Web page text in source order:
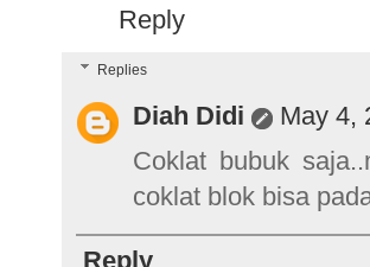
Reply
Replies
Diah Didi
May 4,
Coklat bubuk
coklat blok bisa
Reply